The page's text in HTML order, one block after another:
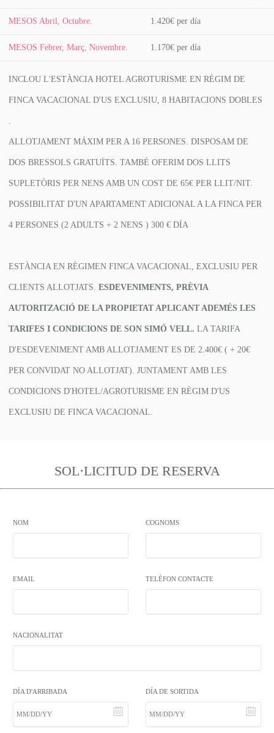
MESOS Abril, Octubre. 1.420€ per día
MESOS Febrer, Març, Novembre. 1.170€ per día
INCLOU L'ESTÀNCIA HOTEL AGROTURISME EN RÈGIM DE
FINCA VACACIONAL D'US EXCLUSIU, 8 HABITACIONS DOBLES
.
ALLOTJAMENT MÁXIM PER A 16 PERSONES. DISPOSAM DE
DOS BRESSOLS GRATUÏTS. TAMBÉ OFERIM DOS LLITS
SUPLETÒRIS PER NENS AMB UN COST DE 65€ PER LLIT/NIT.
POSSIBILITAT D'UN APARTAMENT ADICIONAL A LA FINCA PER
4 PERSONES (2 ADULTS + 2 NENS ) 300 € DÍA
ESTÀNCIA EN RÈGIMEN FINCA VACACIONAL, EXCLUSIU PER
CLIENTS ALLOTJATS. ESDEVENIMENTS, PRÈVIA
AUTORITZACIÓ DE LA PROPIETAT APLICANT ADEMÉS LES
TARIFES I CONDICIONS DE SON SIMÓ VELL. LA TARIFA
D'ESDEVENIMENT AMB ALLOTJAMENT ES DE 2.400€ ( + 20€
PER CONVIDAT NO ALLOTJAT). JUNTAMENT AMB LES
CONDICIONS D'HOTEL/AGROTURISME EN RÈGIM D'US
EXCLUSIU DE FINCA VACACIONAL.
SOL·LICITUD DE RESERVA
NOM COGNOMS
EMAIL TELÈFON CONTACTE
NACIONALITAT
DÍA D'ARRIBADA DÍA DE SORTIDA